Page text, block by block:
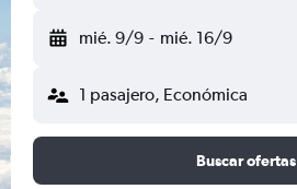
mié. 9/9 - mié. 16/9
1 pasajero, Económica
Buscar ofertas